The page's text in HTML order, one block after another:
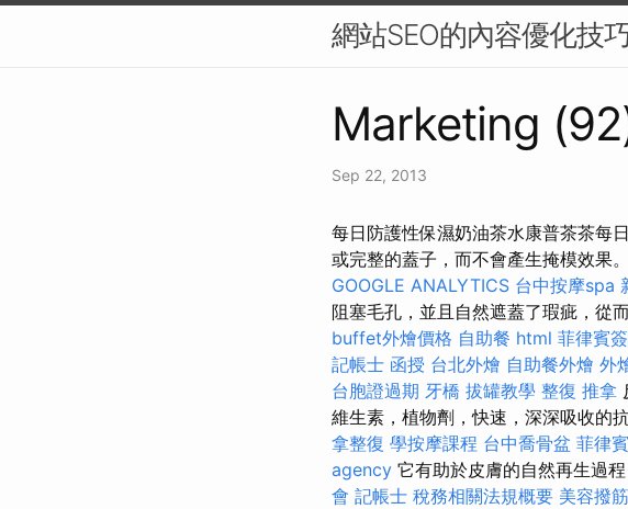
網站SEO的內容優化技
Marketing
Sep 22, 2013
每日防護性保濕奶油茶水康普茶茶每
或完整的蓋子，而不會產生掩模效果。
GOOGLE ANALYTICS 台中按摩spa
阻塞毛孔，並且自然遮蓋了瑕疵，從
buffet外燴價格 自助餐 html 菲律賓
記帳士 函授 台北外燴 自助餐外燴 外
台胞證過期 牙橋 拔罐教學 整復 推拿
維生素，植物劑，快速，深深吸收的
拿整復 學按摩課程 台中喬骨盆 菲律
agency 它有助於皮膚的自然再生過
會 記帳士 稅務相關法規概要 美容撥筋